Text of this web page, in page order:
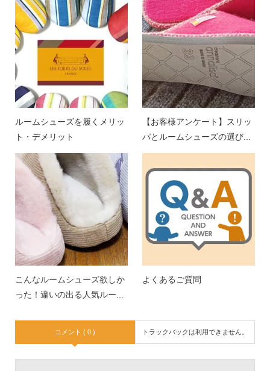
ルームシューズを履くメリッ
ト・デメリット
【お客様アンケート】スリッ
パとルームシューズの選び...
こんなルームシューズ欲しか
った！違いの出る人気ルー...
よくあるご質問
コメント ( 0 ) トラックバックは利用できません。